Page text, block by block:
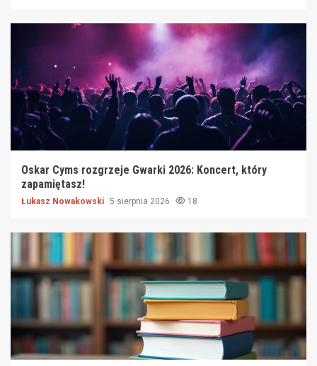
Oskar Cyms rozgrzeje Gwarki 2026: Koncert, który
zapamiętasz!
Łukasz Nowakowski 5 sierpnia 2026 18